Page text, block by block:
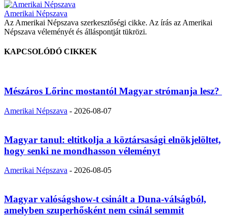
Amerikai Népszava
Az Amerikai Népszava szerkesztőségi cikke. Az írás az Amerikai
Népszava véleményét és álláspontját tükrözi.
KAPCSOLÓDÓ CIKKEK
Mészáros Lőrinc mostantól Magyar strómanja lesz?
Amerikai Népszava - 2026-08-07
Magyar tanul: eltitkolja a köztársasági elnökjelöltet,
hogy senki ne mondhasson véleményt
Amerikai Népszava - 2026-08-05
Magyar valóságshow-t csinált a Duna-válságból,
amelyben szuperhősként nem csinál semmit